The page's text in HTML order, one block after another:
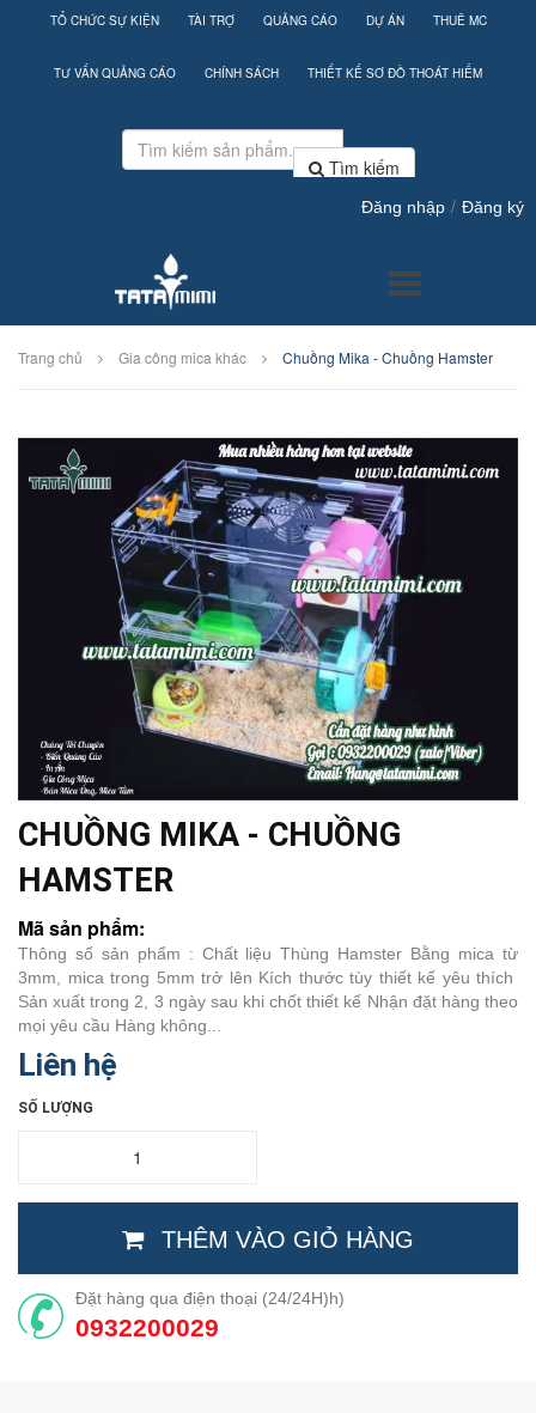
TỔ CHỨC SỰ KIỆN TÀI TRỢ QUẢNG CÁO DỰ ÁN THUÊ MC
TƯ VẤN QUẢNG CÁO CHÍNH SÁCH THIẾT KẾ SƠ ĐỒ THOÁT HIỂM
Tìm kiếm
Đăng nhập / Đăng ký
Trang chủ Gia công mica khác Chuồng Mika - Chuồng Hamster
CHUỒNG MIKA - CHUỒNG
HAMSTER
Mã sản phẩm:
Thông số sản phẩm : Chất liệu Thùng Hamster Bằng mica từ
3mm, mica trong 5mm trở lên Kích thước tùy thiết kế yêu thích
Sản xuất trong 2, 3 ngày sau khi chốt thiết kế Nhận đặt hàng theo
mọi yêu cầu Hàng không...
Liên hệ
SỐ LƯỢNG
THÊM VÀO GIỎ HÀNG
Đặt hàng qua điện thoại (24/24H)h)
0932200029